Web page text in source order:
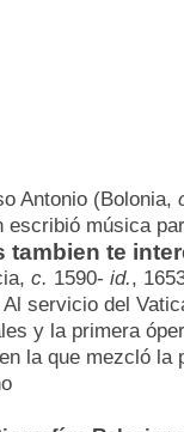
Antonio (Bolonia,
escribió música
tambien te
c. 1590- id.,
Al servicio del
y la primera
la que mezcló la